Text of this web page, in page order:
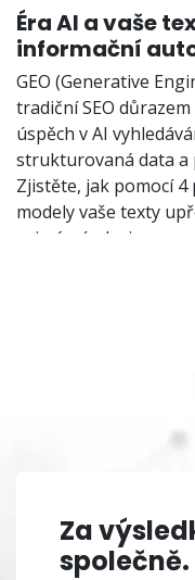
Éra AI a vaše
informační
GEO (Generative
tradiční SEO
úspěch v AI
strukturovaná data a
Zjistěte, jak pomocí 4
modely vaše texty
primární zdroj.
Za
společně.